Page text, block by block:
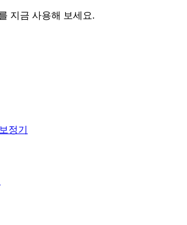
지금 사용해 보세요.
정기